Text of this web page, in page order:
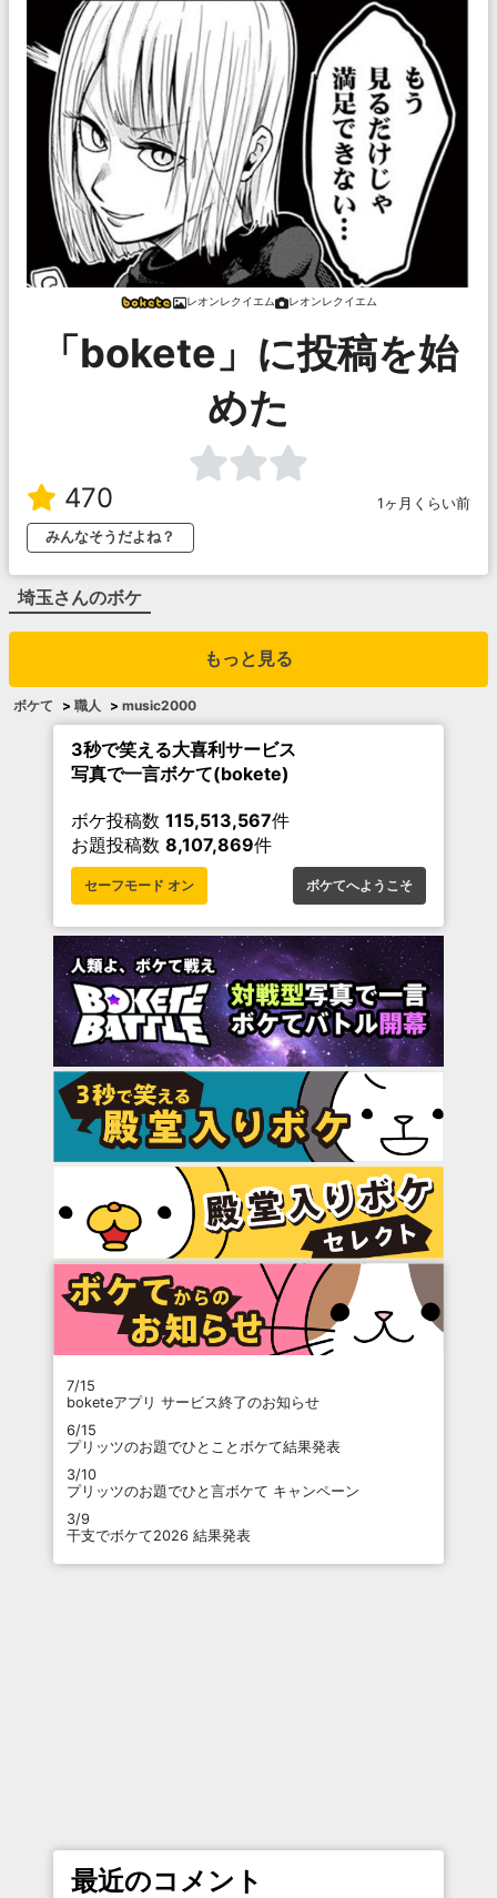
レオンレクイエム レオンレクイエム
「bokete」に投稿を始
めた
470
1ヶ月くらい前
みんなそうだよね？
埼玉さんのボケ
もっと見る
ボケて > 職人 > music2000
3秒で笑える大喜利サービス
写真で一言ボケて(bokete)
ボケ投稿数 115,513,567件
お題投稿数 8,107,869件
セーフモード オン ボケてへようこそ
7/15
boketeアプリ サービス終了のお知らせ
6/15
プリッツのお題でひとことボケて結果発表
3/10
プリッツのお題でひと言ボケて キャンペーン
3/9
干支でボケて2026 結果発表
最近のコメント